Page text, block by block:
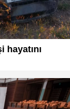
hayatını